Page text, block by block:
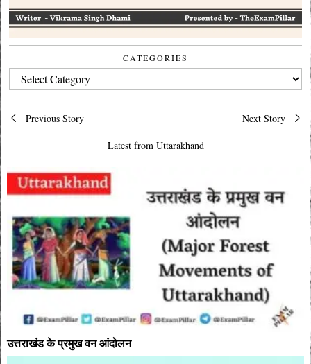
CATEGORIES
CATEGORIES
Post
navigation
Previous Story Next Story
Latest from Uttarakhand
उत्तराखंड के प्रमुख वन आंदोलन